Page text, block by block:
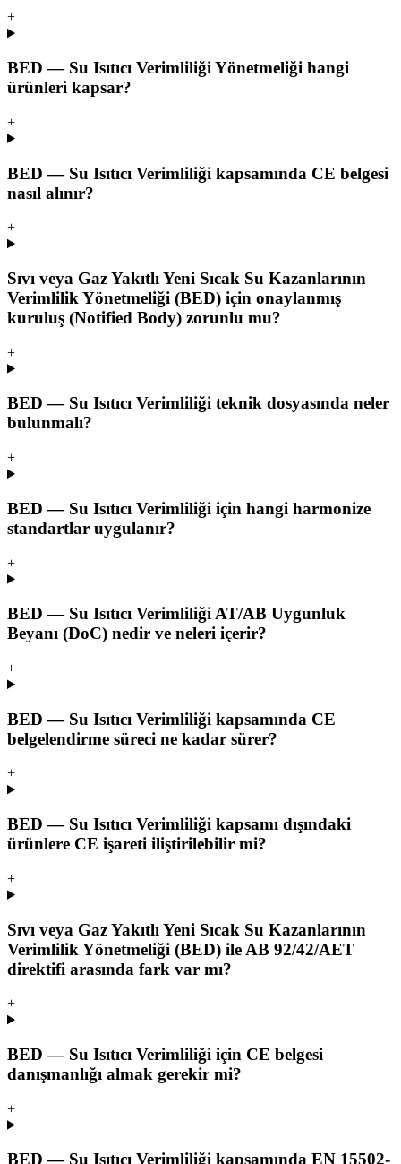
+
BED — Su Isıtıcı Verimliliği Yönetmeliği hangi
ürünleri kapsar?
+
BED — Su Isıtıcı Verimliliği kapsamında CE belgesi
nasıl alınır?
+
Sıvı veya Gaz Yakıtlı Yeni Sıcak Su Kazanlarının
Verimlilik Yönetmeliği (BED) için onaylanmış
kuruluş (Notified Body) zorunlu mu?
+
BED — Su Isıtıcı Verimliliği teknik dosyasında neler
bulunmalı?
+
BED — Su Isıtıcı Verimliliği için hangi harmonize
standartlar uygulanır?
+
BED — Su Isıtıcı Verimliliği AT/AB Uygunluk
Beyanı (DoC) nedir ve neleri içerir?
+
BED — Su Isıtıcı Verimliliği kapsamında CE
belgelendirme süreci ne kadar sürer?
+
BED — Su Isıtıcı Verimliliği kapsamı dışındaki
ürünlere CE işareti iliştirilebilir mi?
+
Sıvı veya Gaz Yakıtlı Yeni Sıcak Su Kazanlarının
Verimlilik Yönetmeliği (BED) ile AB 92/42/AET
direktifi arasında fark var mı?
+
BED — Su Isıtıcı Verimliliği için CE belgesi
danışmanlığı almak gerekir mi?
+
BED — Su Isıtıcı Verimliliği kapsamında EN 15502-